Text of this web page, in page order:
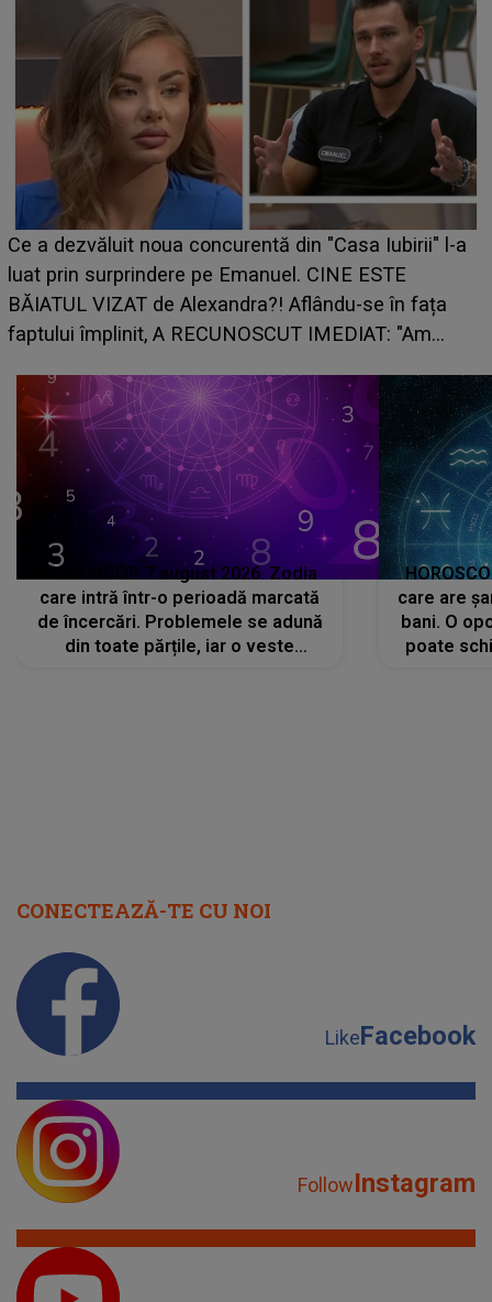
HOROSCOP de weekend, 8-9 august 2026. Zodia
care riscă să rămână fără bani. O decizie luată în
grabă îi aduce pierderi semnificative și îi dă toate
planurile peste cap
HOROSCOP 7 august 2026. Zodia
care intră într-o perioadă marcată
de încercări. Problemele se adună
din toate părțile, iar o veste
care are
bani. O
poate
CONECTEAZĂ-TE CU NOI
LikeFacebook
FollowInstagram